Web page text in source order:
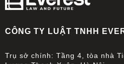
CÔNG TY LUẬT TNHH
Trụ sở chính: Tầng 4, tòa nhà